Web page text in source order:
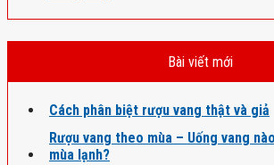
Bài viết mới
Cách phân biệt rượu vang thật và giả
Rượu vang theo mùa – Uống vang
mùa lạnh?